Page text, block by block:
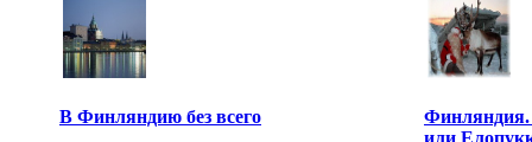
В Финляндию без всего
Финляндия.